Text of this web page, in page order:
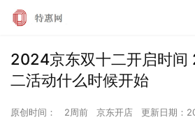
2024京东双十二开启时间
二活动什么时候开始
原创时间： 2周前 京东开店 更新日期：